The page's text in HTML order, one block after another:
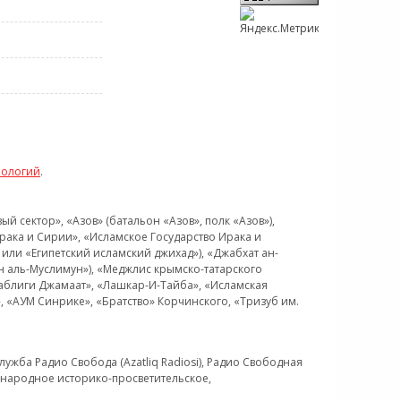
.
«Азов» (батальон «Азов», полк «Азов»),
и Сирии», «Исламское Государство Ирака и
«Египетский исламский джихад»), «Джабхат ан-
Муслимун»), «Меджлис крымско-татарского
Джамаат», «Лашкар-И-Тайба», «Исламская
Синрике», «Братство» Корчинского, «Тризуб им.
Радио Свобода (Azatliq Radiosi), Радио Свободная
историко-просветительское,